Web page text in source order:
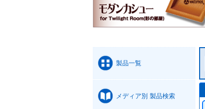
製品一覧
メディア別 製品検索